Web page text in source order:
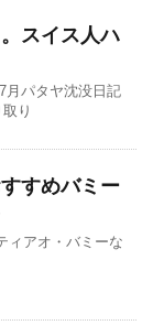
スイス人ハ
月パタヤ沈没日記
り
すめバミー
ィアオ・バミーな